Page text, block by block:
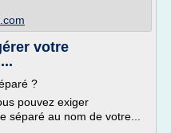
votre
?
pouvez exiger
séparé au nom de votre...